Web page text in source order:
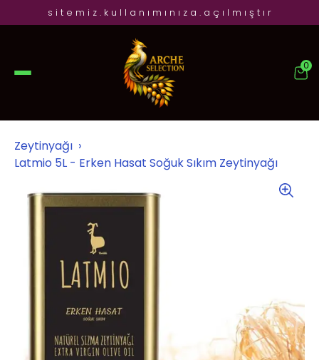
s i t e m i z . k u l l a n ı m ı n ı z a . a ç ı l m ı ş t ı r
0
Zeytinyağı
Latmio 5L - Erken Hasat Soğuk Sıkım Zeytinyağı